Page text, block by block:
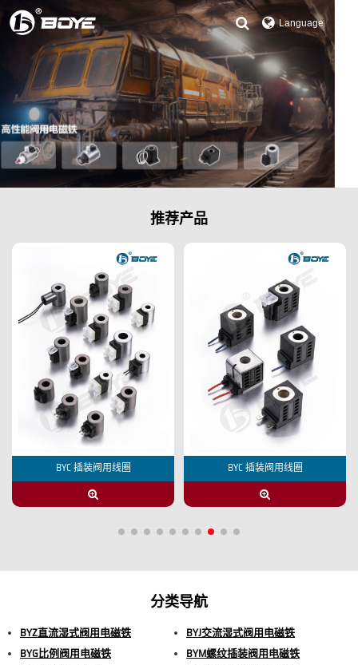
Language
推荐产品
BYC 插装阀用线圈 BYC 插装阀用线圈
分类导航
BYZ直流湿式阀用电磁铁
BYJ交流湿式阀用电磁铁
BYG比例阀用电磁铁
BYM螺纹插装阀用电磁铁